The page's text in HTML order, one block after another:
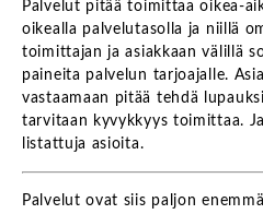
Palvelut pitää toimittaa oikea-
oikealla palvelutasolla ja niillä
toimittajan ja asiakkaan välillä
paineita palvelun tarjoajalle.
vastaamaan pitää tehdä
tarvitaan kyvykkyys toimittaa.
listattuja asioita.
Palvelut ovat siis paljon